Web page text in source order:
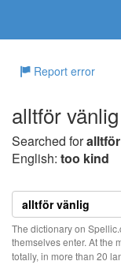
Report error
alltför vänlig
Searched for
English: too kind
The dictionary on
themselves enter. At the
totally, in more than 20